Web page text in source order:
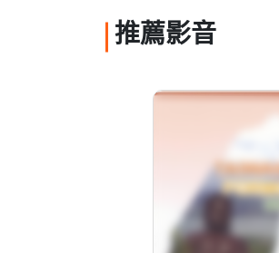
推薦影音
美麗之島 -
分級: 普遍級
片長: 29 min
發音: 華語